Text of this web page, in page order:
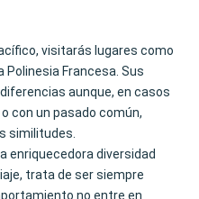
visitarás lugares como
Polinesia Francesa. Sus
aunque, en casos
con un pasado común,
similitudes.
enriquecedora diversidad
trata de ser siempre
no entre en